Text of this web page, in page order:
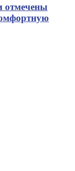
отмечены